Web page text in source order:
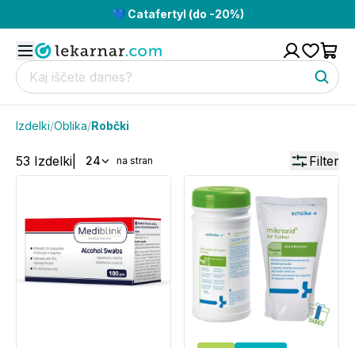
💙 Catafertyl (do -20%)
Izdelki/Oblika/Robčki
53 Izdelki 24 na stran Filter